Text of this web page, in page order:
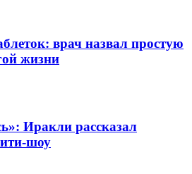
врач назвал простую
жизни
Иракли рассказал
шоу